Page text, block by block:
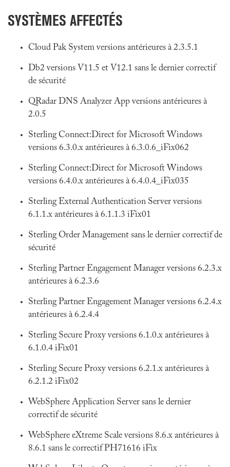
SYSTÈMES AFFECTÉS
Cloud Pak System versions antérieures à 2.3.5.1
Db2 versions V11.5 et V12.1 sans le dernier correctif
de sécurité
QRadar DNS Analyzer App versions antérieures à
2.0.5
Sterling Connect:Direct for Microsoft Windows
versions 6.3.0.x antérieures à 6.3.0.6_iFix062
Sterling Connect:Direct for Microsoft Windows
versions 6.4.0.x antérieures à 6.4.0.4_iFix035
Sterling External Authentication Server versions
6.1.1.x antérieures à 6.1.1.3 iFix01
Sterling Order Management sans le dernier correctif de
sécurité
Sterling Partner Engagement Manager versions 6.2.3.x
antérieures à 6.2.3.6
Sterling Partner Engagement Manager versions 6.2.4.x
antérieures à 6.2.4.4
Sterling Secure Proxy versions 6.1.0.x antérieures à
6.1.0.4 iFix01
Sterling Secure Proxy versions 6.2.1.x antérieures à
6.2.1.2 iFix02
WebSphere Application Server sans le dernier
correctif de sécurité
WebSphere eXtreme Scale versions 8.6.x antérieures à
8.6.1 sans le correctif PH71616 iFix